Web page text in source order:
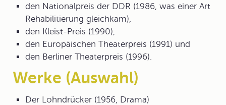
den Nationalpreis der DDR (1986, was einer Art
Rehabilitierung gleichkam),
den Kleist-Preis (1990),
den Europäischen Theaterpreis (1991) und
den Berliner Theaterpreis (1996).
Werke (Auswahl)
Der Lohndrücker (1956, Drama)